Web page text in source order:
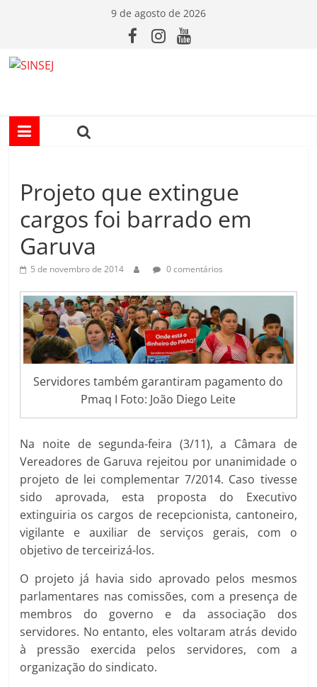
conteúdo
9 de agosto de 2026
I
S
E
Projeto que extingue
cargos foi barrado em
Garuva
5 de novembro de 2014 0 comentários
Servidores também garantiram pagamento do
Pmaq I Foto: João Diego Leite
Na noite de segunda-feira (3/11), a Câmara de
Vereadores de Garuva rejeitou por unanimidade o
projeto de lei complementar 7/2014. Caso tivesse
sido aprovada, esta proposta do Executivo
extinguiria os cargos de recepcionista, cantoneiro,
vigilante e auxiliar de serviços gerais, com o
objetivo de terceirizá-los.
O projeto já havia sido aprovado pelos mesmos
parlamentares nas comissões, com a presença de
membros do governo e da associação dos
servidores. No entanto, eles voltaram atrás devido
à pressão exercida pelos servidores, com a
organização do sindicato.